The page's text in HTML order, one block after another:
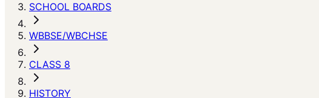
SCHOOL BOARDS
WBBSE/WBCHSE
CLASS 8
HISTORY